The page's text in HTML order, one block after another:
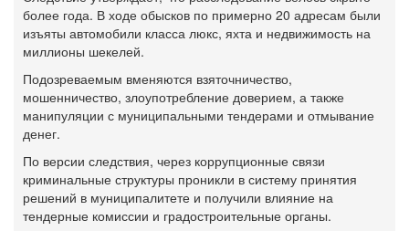
более года. В ходе обысков по примерно 20 адресам были
изъяты автомобили класса люкс, яхта и недвижимость на
миллионы шекелей.
Подозреваемым вменяются взяточничество,
мошенничество, злоупотребление доверием, а также
манипуляции с муниципальными тендерами и отмывание
денег.
По версии следствия, через коррупционные связи
криминальные структуры проникли в систему принятия
решений в муниципалитете и получили влияние на
тендерные комиссии и градостроительные органы.